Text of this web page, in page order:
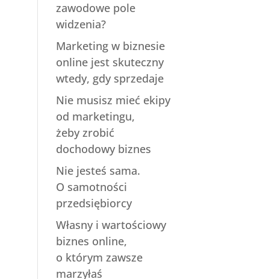
zawodowe pole
widzenia?
Marketing w biznesie
online jest skuteczny
wtedy, gdy sprzedaje
Nie musisz mieć ekipy
od marketingu,
żeby zrobić
dochodowy biznes
Nie jesteś sama.
O samotności
przedsiębiorcy
Własny i wartościowy
biznes online,
o którym zawsze
marzyłaś